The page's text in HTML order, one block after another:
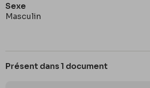
Sexe
Masculin
Présent dans 1 document